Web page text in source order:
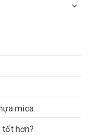
mica
tốt hơn?